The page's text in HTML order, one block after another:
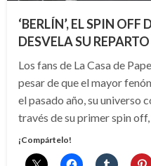
‘BERLÍN’, EL SPIN OFF
DESVELA SU REPARTO
Los fans de La Casa de
pesar de que el mayor
el pasado año, su universo
través de su primer spin off,
¡Compártelo!